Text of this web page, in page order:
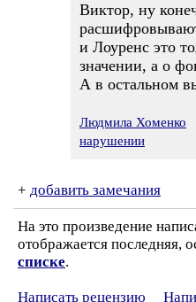
Виктор, ну
и Лоуренс это
значении, а о
А в остальном
Людмила Хоменко
нарушении
+ добавить замечания
На это произведение
отображается последняя,
списке.
Написать рецензию